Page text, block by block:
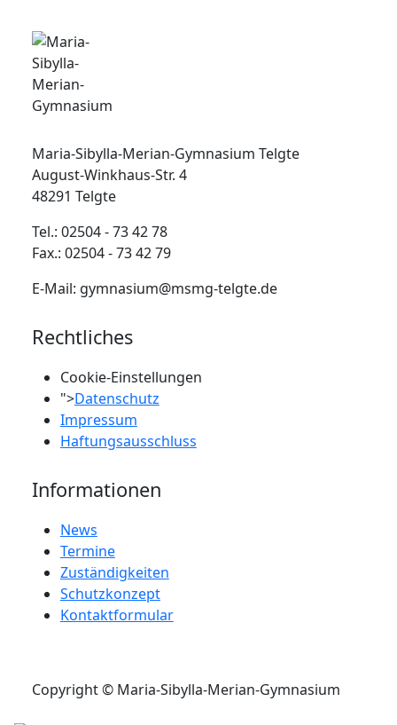
Maria-Sibylla-Merian-Gymnasium Telgte
August-Winkhaus-Str. 4
48291 Telgte
Tel.: 02504 - 73 42 78
Fax.: 02504 - 73 42 79
E-Mail: gymnasium@msmg-telgte.de
Rechtliches
Cookie-Einstellungen
">Datenschutz
Impressum
Haftungsausschluss
Informationen
News
Termine
Zuständigkeiten
Schutzkonzept
Kontaktformular
Copyright © Maria-Sibylla-Merian-Gymnasium